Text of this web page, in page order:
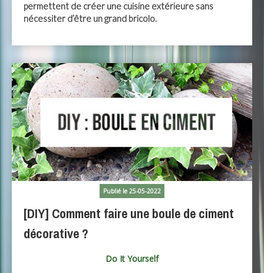
permettent de créer une cuisine extérieure sans
nécessiter d’être un grand bricolo.
Publié le 25-05-2022
[DIY] Comment faire une boule de ciment
décorative ?
Do It Yourself